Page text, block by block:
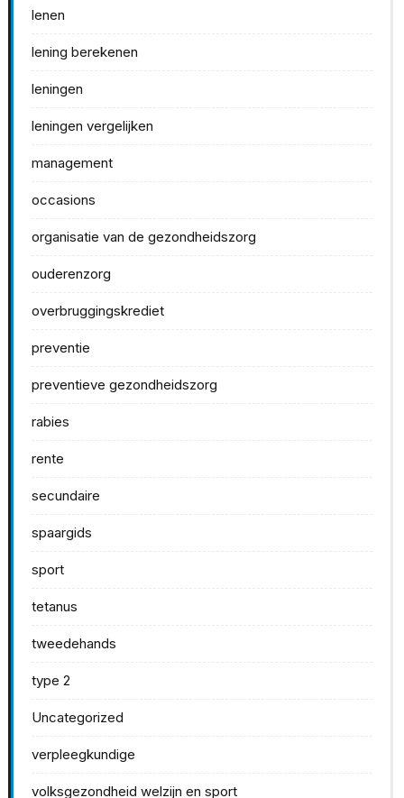
lenen
lening berekenen
leningen
leningen vergelijken
management
occasions
organisatie van de gezondheidszorg
ouderenzorg
overbruggingskrediet
preventie
preventieve gezondheidszorg
rabies
rente
secundaire
spaargids
sport
tetanus
tweedehands
type 2
Uncategorized
verpleegkundige
volksgezondheid welzijn en sport